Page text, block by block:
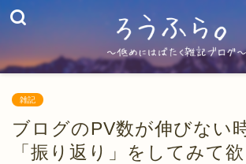
雑記
ブログのPV数が伸びない
「振り返り」をしてみて